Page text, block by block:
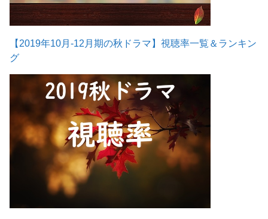
【2019年10月-12月期の秋ドラマ】視聴率一覧＆ランキン
グ